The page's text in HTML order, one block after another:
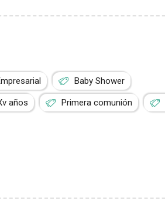
Baby Shower
años Primera comunión